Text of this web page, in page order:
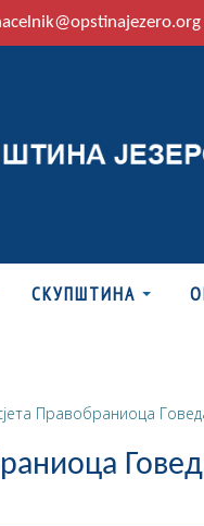
СКУПШТИНА
Правобраниоца